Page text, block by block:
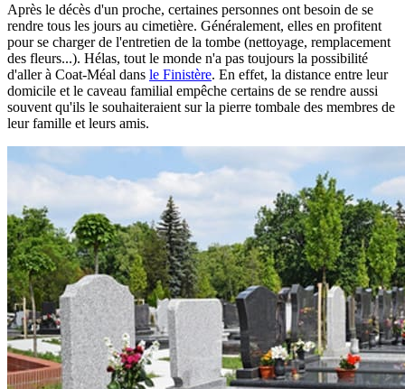
Après le décès d'un proche, certaines personnes ont besoin de se
rendre tous les jours au cimetière. Généralement, elles en profitent
pour se charger de l'entretien de la tombe (nettoyage, remplacement
des fleurs...). Hélas, tout le monde n'a pas toujours la possibilité
d'aller à Coat-Méal dans le Finistère. En effet, la distance entre leur
domicile et le caveau familial empêche certains de se rendre aussi
souvent qu'ils le souhaiteraient sur la pierre tombale des membres de
leur famille et leurs amis.